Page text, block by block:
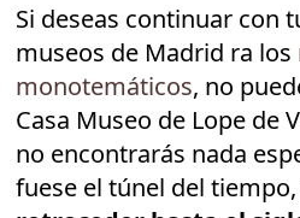
Si deseas continuar con
museos de Madrid ra los
monotemáticos, no
Casa Museo de Lope de
no encontrarás nada
fuese el túnel del